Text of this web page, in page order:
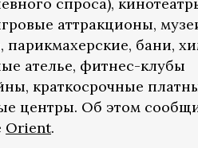
аттракционы,
парикмахерские, бани,
ателье, фитнес-клубы
краткосрочные
центры. Об этом
Orient.